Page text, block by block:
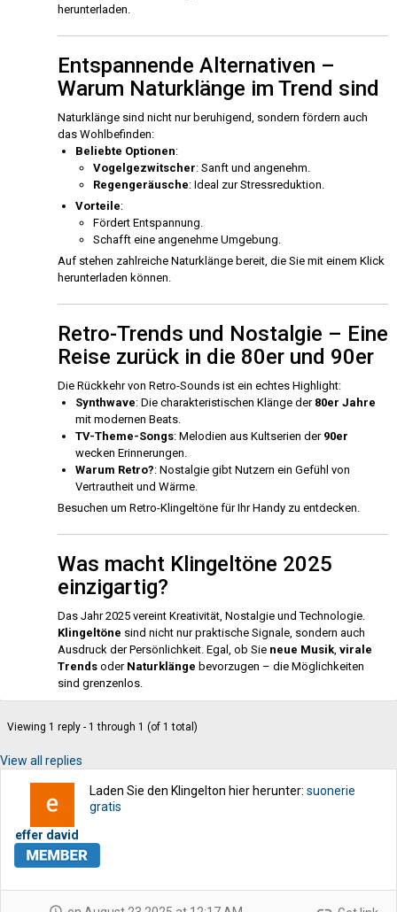
herunterladen.
Entspannende Alternativen –
Warum Naturklänge im Trend sind
Naturklänge sind nicht nur beruhigend, sondern fördern auch
das Wohlbefinden:
Beliebte Optionen:
Vogelgezwitscher: Sanft und angenehm.
Regengeräusche: Ideal zur Stressreduktion.
Vorteile:
Fördert Entspannung.
Schafft eine angenehme Umgebung.
Auf stehen zahlreiche Naturklänge bereit, die Sie mit einem Klick
herunterladen können.
Retro-Trends und Nostalgie – Eine
Reise zurück in die 80er und 90er
Die Rückkehr von Retro-Sounds ist ein echtes Highlight:
Synthwave: Die charakteristischen Klänge der 80er Jahre
mit modernen Beats.
TV-Theme-Songs: Melodien aus Kultserien der 90er
wecken Erinnerungen.
Warum Retro?: Nostalgie gibt Nutzern ein Gefühl von
Vertrautheit und Wärme.
Besuchen um Retro-Klingeltöne für Ihr Handy zu entdecken.
Was macht Klingeltöne 2025
einzigartig?
Das Jahr 2025 vereint Kreativität, Nostalgie und Technologie.
Klingeltöne sind nicht nur praktische Signale, sondern auch
Ausdruck der Persönlichkeit. Egal, ob Sie neue Musik, virale
Trends oder Naturklänge bevorzugen – die Möglichkeiten
sind grenzenlos.
Viewing 1 reply - 1 through 1 (of 1 total)
View all replies
effer david
Laden Sie den Klingelton hier herunter: suonerie
gratis